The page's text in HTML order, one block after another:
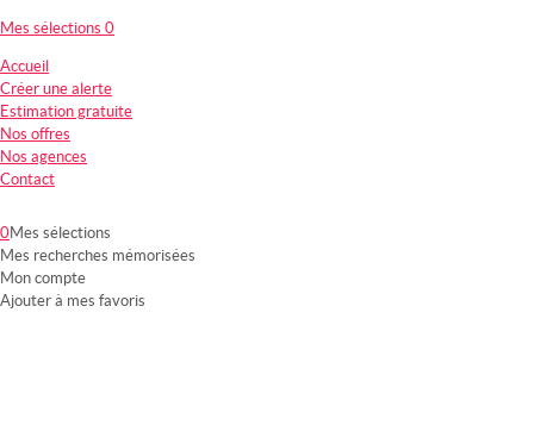
Mes sélections 0
Accueil
Créer une alerte
Estimation gratuite
Nos offres
Nos agences
Contact
0Mes sélections
Mes recherches mémorisées
Mon compte
Ajouter à mes favoris